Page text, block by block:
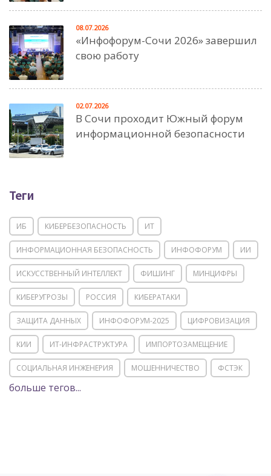
«Инфофорум-Сочи 2026» завершил
свою работу
08.07.2026
В Сочи проходит Южный форум
информационной безопасности
02.07.2026
Теги
ИБ КИБЕРБЕЗОПАСНОСТЬ ИТ
ИНФОРМАЦИОННАЯ БЕЗОПАСНОСТЬ ИНФОФОРУМ ИИ
ИСКУССТВЕННЫЙ ИНТЕЛЛЕКТ ФИШИНГ МИНЦИФРЫ
КИБЕРУГРОЗЫ РОССИЯ КИБЕРАТАКИ
ЗАЩИТА ДАННЫХ ИНФОФОРУМ-2025 ЦИФРОВИЗАЦИЯ
КИИ ИТ-ИНФРАСТРУКТУРА ИМПОРТОЗАМЕЩЕНИЕ
СОЦИАЛЬНАЯ ИНЖЕНЕРИЯ МОШЕННИЧЕСТВО ФСТЭК
POSITIVE TECHNOLOGIES
больше тегов...